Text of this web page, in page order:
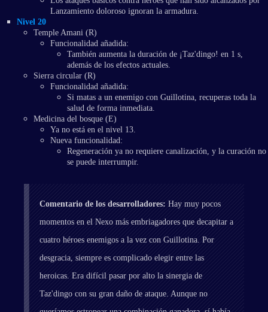
Lanzamiento doloroso ignoran la armadura.
Nivel 20
Temple Amani (R)
Funcionalidad añadida:
También aumenta la duración de ¡Taz'dingo! en 1 s,
además de los efectos actuales.
Sierra circular (R)
Funcionalidad añadida:
Si matas a un enemigo con Guillotina, recuperas toda la
salud de forma inmediata.
Medicina del bosque (E)
Ya no está en el nivel 13.
Nueva funcionalidad:
Regeneración ya no requiere canalización, y la curación no
se puede interrumpir.
Comentario de los desarrolladores: Hay muy pocos
momentos en el Nexo más embriagadores que decapitar a
cuatro héroes enemigos a la vez con Guillotina. Por
desgracia, siempre es complicado elegir entre las
heroicas. Era difícil pasar por alto la sinergia de
Taz'dingo con su gran daño de ataque. Aunque no